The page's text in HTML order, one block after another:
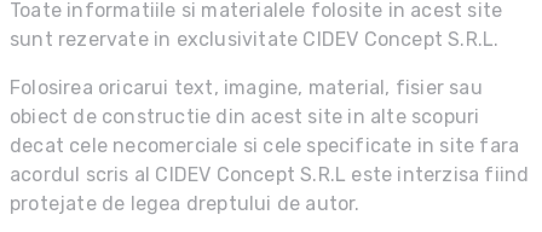
Toate informatiile si materialele folosite in acest site
sunt rezervate in exclusivitate CIDEV Concept S.R.L.
Folosirea oricarui text, imagine, material, fisier sau
obiect de constructie din acest site in alte scopuri
decat cele necomerciale si cele specificate in site fara
acordul scris al CIDEV Concept S.R.L este interzisa fiind
protejate de legea dreptului de autor.